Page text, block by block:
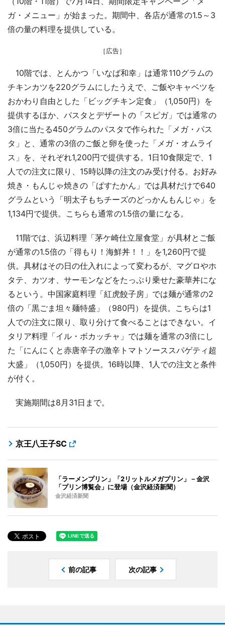
ガ・メニュー」が始まった。期間中、各店が通常の1.5～3
倍の量の料理を提供している。
［広告］
10階では、とんかつ「いなば和幸」は通常110グラムの
チキンカツを220グラムにしたうえで、ご飯やキャベツを
おかわり自由とした「ビッグチキン定食」（1,050円）を
提供するほか、パスタとデザートの「スピガ」では通常の
3倍に当たる450グラムのパスタで作られた「メガ・パス
タ」と、通常の3倍のご飯と卵を使った「メガ・オムライ
ス」を、それぞれ1,200円で提供する。1日10食限定で、1
人での注文に限り、15時以降の注文のみ受け付る。お好み
焼き・もんじゃ焼きの「ぱすたかん」では具材だけで640
グラムという「明太子もちチーズのどっかんもんじゃ」を
1,134円で提供。こちらも通常の1.5倍の量になる。
11階では、浜辺料理「茅ケ崎仕立屋食堂」が具材とご飯
が通常の1.5倍の「得もり！海鮮丼！！」を1,260円で提
供。具材はその日の仕入れによって変わるが、マグロやホ
タテ、カツオ、サーモンなどをたっぷり乗せた豪華丼にな
るという。中国家庭料理「紅虎餃子房」では麺が通常の2
倍の「黒ごま坦々麺特盛」（980円）を提供。こちらは1
人での注文に限り、取り分けて食べることはできない。イ
タリア料理「イル・ボカッチャ」では麺を通常の3倍にし
た「にんにくと赤唐辛子の激辛トマトソーススパゲティ超
大盛」（1,050円）を提供。16時以降、1人での注文と条件
が付く。
実施期間は8月31日まで。
京王八王子SC
「ラーメンプリン」「2リットルメガプリン」－金沢
「プリン博覧会」に登場（金沢経済新聞）
金沢経済新聞
前の記事 次の記事